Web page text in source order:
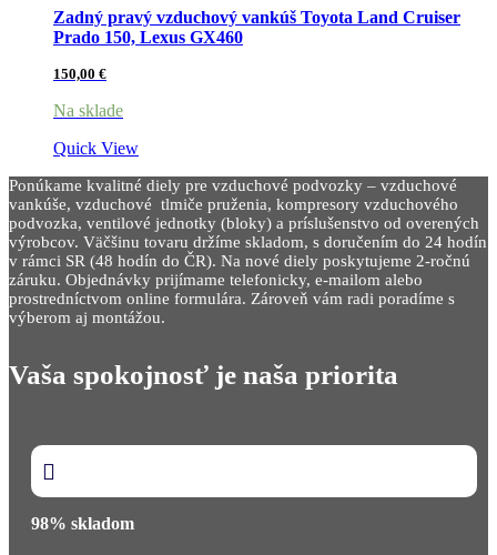
Zadný pravý vzduchový vankúš Toyota Land Cruiser
Prado 150, Lexus GX460
150,00 €
Na sklade
Quick View
Ponúkame kvalitné diely pre vzduchové podvozky – vzduchové
vankúše, vzduchové tlmiče pruženia, kompresory vzduchového
podvozka, ventilové jednotky (bloky) a príslušenstvo od overených
výrobcov. Väčšinu tovaru držíme skladom, s doručením do 24 hodín
v rámci SR (48 hodín do ČR). Na nové diely poskytujeme 2-ročnú
záruku. Objednávky prijímame telefonicky, e-mailom alebo
prostredníctvom online formulára. Zároveň vám radi poradíme s
výberom aj montážou.
Vaša spokojnosť je naša priorita

98% skladom